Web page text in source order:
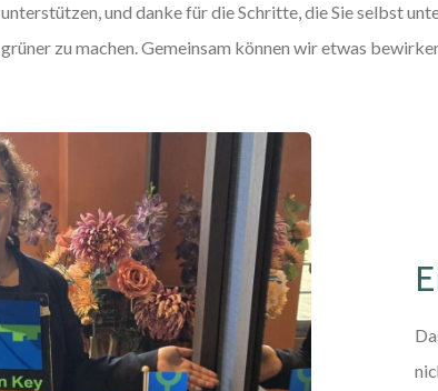
unterstützen, und danke für die Schritte, die Sie selbst
grüner zu machen. Gemeinsam können wir etwas